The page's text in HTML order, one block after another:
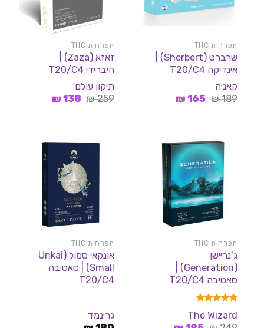
תפרחות THC
שרברט (Sherbert) |
אינדיקה T20/C4
קאניה
189
₪ המחיר
165
₪המחיר
תפרחות THC
זאזא (Zaza) |
היברידי T20/C4
תיקון עולם
259
₪ המחיר
138
₪המחיר
תפרחות THC
ג'נריישן
(Generation) |
סאטיבה T20/C4
דורג
5.00
מתוך 5
The Wizard
תפרחות THC
אונקאי סמול (Unkai
Small) | סאטיבה
T20/C4
גרינמד